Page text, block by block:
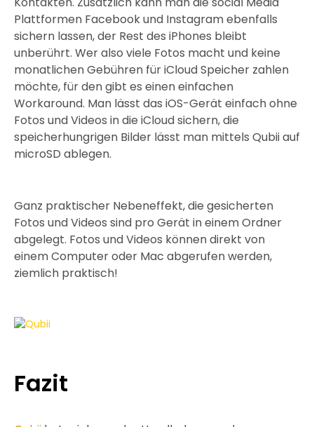
Plattformen Facebook und Instagram ebenfalls
sichern lassen, der Rest des iPhones bleibt
unberührt. Wer also viele Fotos macht und keine
monatlichen Gebühren für iCloud Speicher zahlen
möchte, für den gibt es einen einfachen
Workaround. Man lässt das iOS-Gerät einfach ohne
Fotos und Videos in die iCloud sichern, die
speicherhungrigen Bilder lässt man mittels Qubii auf
microSD ablegen.
Ganz praktischer Nebeneffekt, die gesicherten
Fotos und Videos sind pro Gerät in einem Ordner
abgelegt. Fotos und Videos können direkt von
einem Computer oder Mac abgerufen werden,
ziemlich praktisch!
Fazit